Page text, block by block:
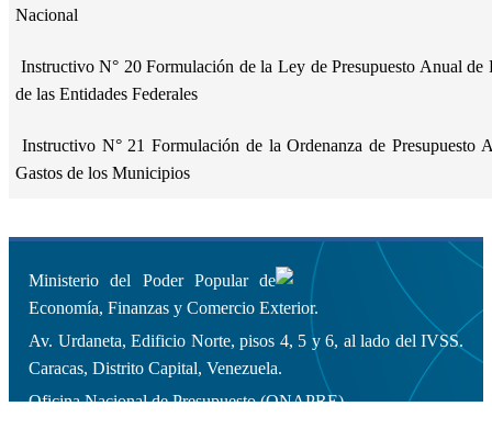
Nacional
Instructivo N° 20 Formulación de la Ley de Presupuesto Anual de
de las Entidades Federales
Instructivo N° 21 Formulación de la Ordenanza de Presupuesto
Gastos de los Municipios
Ministerio del Poder Popular de
Economía, Finanzas y Comercio Exterior.
Av. Urdaneta, Edificio Norte, pisos 4, 5 y 6, al lado del IVSS.
Caracas, Distrito Capital, Venezuela.
Oficina Nacional de Presupuesto (ONAPRE).